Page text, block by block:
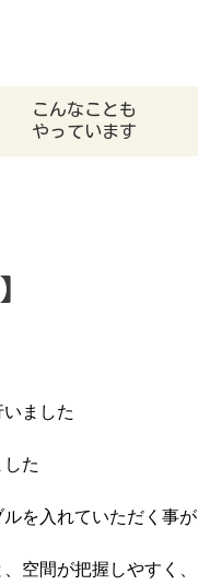
こんなことも
やっています
ました
た
を入れていただく事
空間が把握しやすく